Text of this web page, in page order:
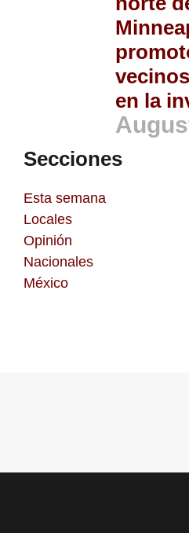
en la
Secciones
Esta semana
Locales
Opinión
Nacionales
México